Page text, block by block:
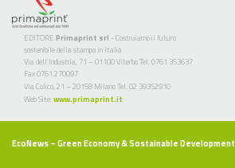
EDITORE Primaprint srl - Costruiamo il futuro
sostenibile della stampa in Italia
Via dell’Industria, 71 – 01100 Viterbo Tel. 0761 353637
Fax 0761 270097
Via Colico, 21 – 20158 Milano Tel. 02 39352910
Web Site: www.primaprint.it
EcoNews– Green Economy & Sostainable Development